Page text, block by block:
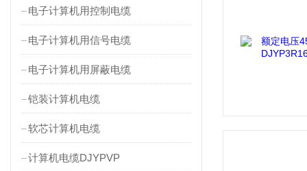
电子计算机用控制电缆
电子计算机用信号电缆
电子计算机用屏蔽电缆
铠装计算机电缆
软芯计算机电缆
计算机电缆DJYPVP